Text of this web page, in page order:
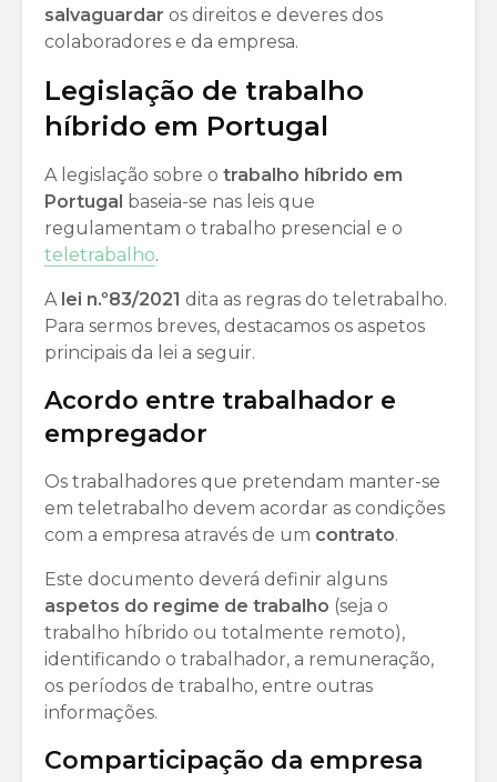
salvaguardar os direitos e deveres dos
colaboradores e da empresa.
Legislação de trabalho
híbrido em Portugal
A legislação sobre o trabalho híbrido em
Portugal baseia-se nas leis que
regulamentam o trabalho presencial e o
teletrabalho.
A lei n.º83/2021 dita as regras do teletrabalho.
Para sermos breves, destacamos os aspetos
principais da lei a seguir.
Acordo entre trabalhador e
empregador
Os trabalhadores que pretendam manter-se
em teletrabalho devem acordar as condições
com a empresa através de um contrato.
Este documento deverá definir alguns
aspetos do regime de trabalho (seja o
trabalho híbrido ou totalmente remoto),
identificando o trabalhador, a remuneração,
os períodos de trabalho, entre outras
informações.
Comparticipação da empresa